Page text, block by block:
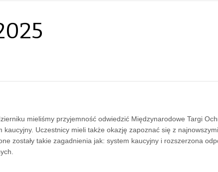
mieliśmy przyjemność odwiedzić Międzynarodowe Targi
kaucyjny. Uczestnicy mieli także okazję zapoznać się z
zostały takie zagadnienia jak: system kaucyjny i rozszerzona